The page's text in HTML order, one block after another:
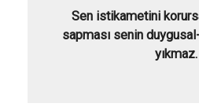
Sen istikametini
sapması senin
yıkmaz.